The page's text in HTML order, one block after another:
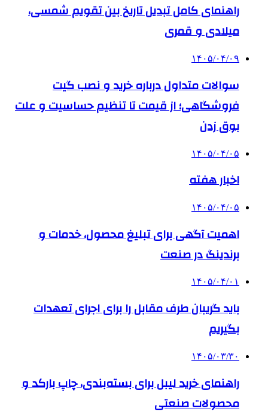
راهنمای کامل تبدیل تاریخ بین تقویم شمسی،
میلادی و قمری
۱۴۰۵/۰۴/۰۹
سوالات متداول درباره خرید و نصب گیت
فروشگاهی؛ از قیمت تا تنظیم حساسیت و علت
بوق زدن
۱۴۰۵/۰۴/۰۵
اخبار هفته
۱۴۰۵/۰۴/۰۵
اهمیت آگهی برای تبلیغ محصول، خدمات و
برندینگ در صنعت
۱۴۰۵/۰۴/۰۱
باید گریبان طرف مقابل را برای اجرای تعهدات
بگیریم
۱۴۰۵/۰۳/۳۰
راهنمای خرید لیبل برای بسته‌بندی، چاپ بارکد و
محصولات صنعتی